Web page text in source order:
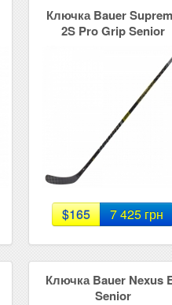
Ключка Bauer
2S Pro Grip Senior
$165 7 425 грн
Ключка Bauer Nexus
Senior